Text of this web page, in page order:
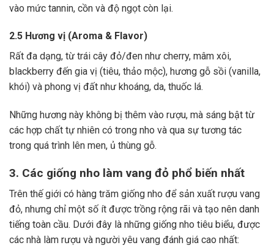
vào mức tannin, cồn và độ ngọt còn lại.
2.5 Hương vị (Aroma & Flavor)
Rất đa dạng, từ trái cây đỏ/đen như cherry, mâm xôi,
blackberry đến gia vị (tiêu, thảo mộc), hương gỗ sồi (vanilla,
khói) và phong vị đất như khoáng, da, thuốc lá.
Những hương này không bị thêm vào rượu, mà sáng bật từ
các hợp chất tự nhiên có trong nho và qua sự tương tác
trong quá trình lên men, ủ thùng gỗ.
3. Các giống nho làm vang đỏ phổ biến nhất
Trên thế giới có hàng trăm giống nho để sản xuất rượu vang
đỏ, nhưng chỉ một số ít được trồng rộng rãi và tạo nên danh
tiếng toàn cầu. Dưới đây là những giống nho tiêu biểu, được
các nhà làm rượu và người yêu vang đánh giá cao nhất: